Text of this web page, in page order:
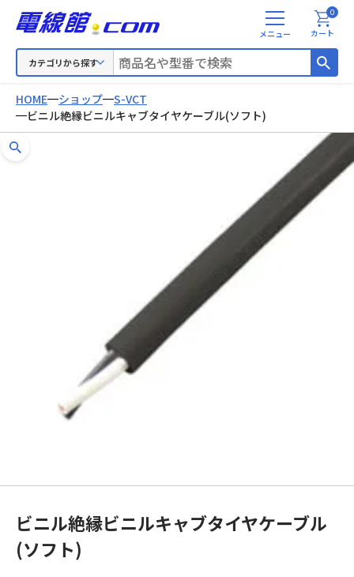
カテゴリから探す
メ
ニ
カート
0
HOME ショップ
S-VCT
ビニル絶縁ビニルキャブタイヤケーブル(ソフト)
ビニル絶縁ビニルキャブタイヤケーブル
(ソフト)